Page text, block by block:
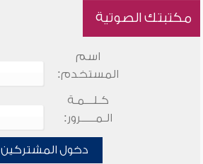
مكتبتك الصوتية
اسم
المستخدم:
كـلـــمـة
الـمـــــرور:
دخول المشتركين